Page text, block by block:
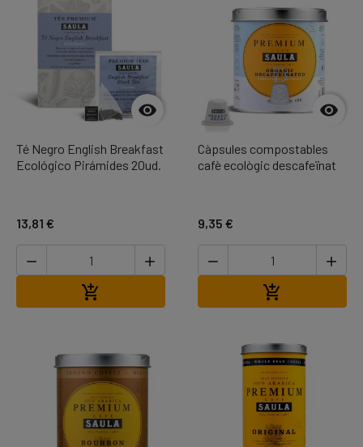

Té Negro English Breakfast
Ecológico Pirámides 20ud.
13,81 €
 


Càpsules compostables
cafè ecològic descafeïnat
9,35 €
 
